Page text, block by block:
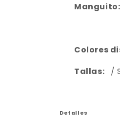
Manguito:
Colores
Tallas:
/
Detalles